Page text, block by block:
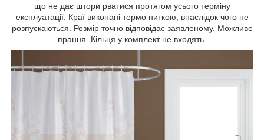
що не дає штори рватися протягом усього терміну
експлуатації. Краї виконані термо ниткою, внаслідок чого не
розпускаються. Розмір точно відповідає заявленому. Можливе
прання. Кільця у комплект не входять.